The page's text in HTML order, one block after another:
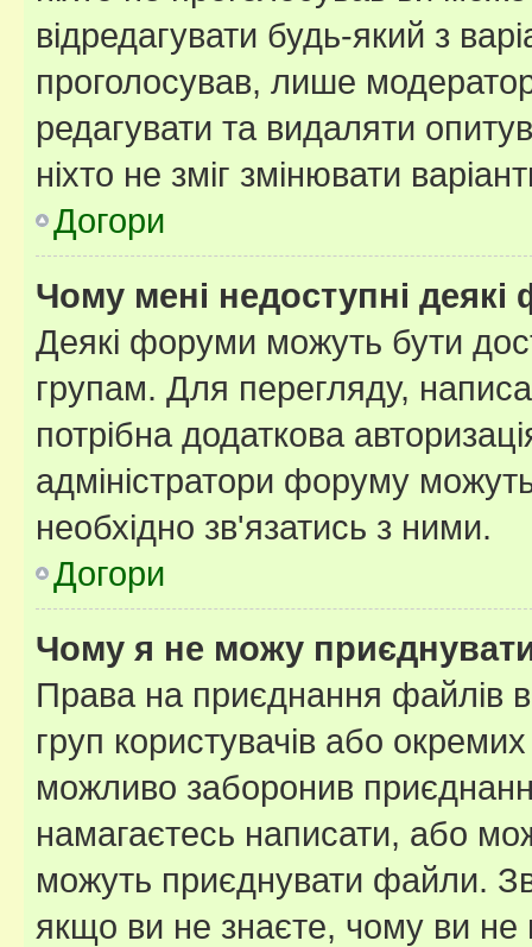
відредагувати будь-який з
проголосував, лише
редагувати та видаляти
ніхто не зміг змінювати
Догори
Чому мені недоступні
Деякі форуми можуть бути
групам. Для перегляду,
потрібна додаткова
адміністратори форуму
необхідно зв'язатись з ними.
Догори
Чому я не можу
Права на приєднання файлів
груп користувачів або
можливо заборонив
намагаєтесь написати, або
можуть приєднувати файли.
якщо ви не знаєте, чому ви